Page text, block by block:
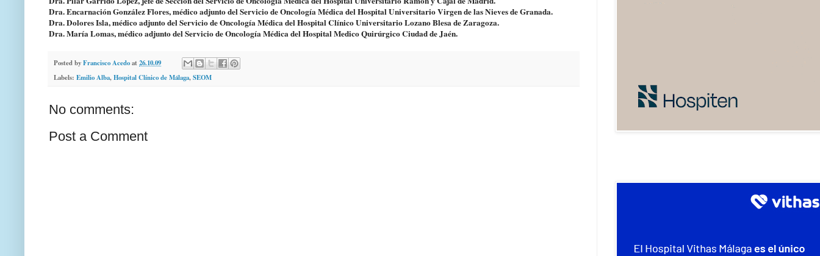
Dra. Encarnación González Flores, médico adjunto del Servicio de Oncología Médica del Hospital Universitario Virgen de las Nieves de Granada.
Dra. Dolores Isla, médico adjunto del Servicio de Oncología Médica del Hospital Clínico Universitario Lozano Blesa de Zaragoza.
Dra. María Lomas, médico adjunto del Servicio de Oncología Médica del Hospital Medico Quirúrgico Ciudad de Jaén.
Posted byFrancisco Acedoat 26.10.09
Labels: Emilio Alba,Hospital Clínico de Málaga,SEOM
No comments:
Post a Comment